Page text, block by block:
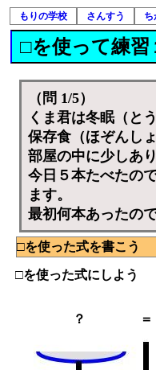
もりの学校 さんすう ち
□を使って練習
（問 1/5）
くま君は冬眠（と
保存食（ほぞんし
部屋の中に少しあり
今日５本たべたの
ます。
最初何本あったので
□を使った式を書こう
□を使った式にしよう
？ ＝